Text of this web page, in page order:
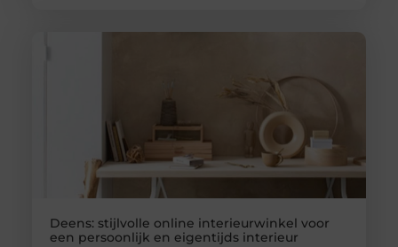
Deens: stijlvolle online interieurwinkel voor
een persoonlijk en eigentijds interieur